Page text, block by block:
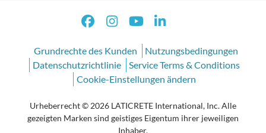
Grundrechte des Kunden
Nutzungsbedingungen
Datenschutzrichtlinie
Service Terms & Conditions
Cookie-Einstellungen ändern
Urheberrecht © 2026 LATICRETE International, Inc. Alle
gezeigten Marken sind geistiges Eigentum ihrer jeweiligen
Inhaber.